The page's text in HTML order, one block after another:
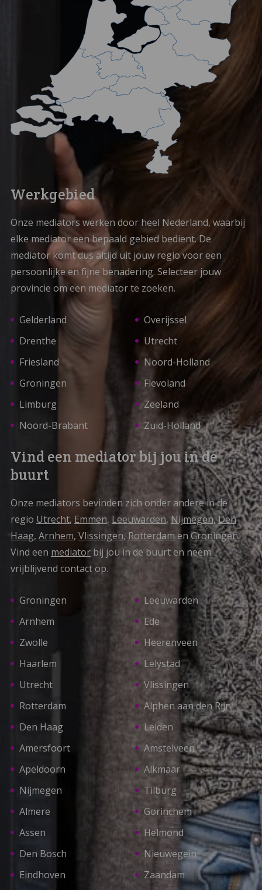
Werkgebied
Onze mediators werken door heel Nederland, waarbij
elke mediator een bepaald gebied bedient. De
mediator komt dus altijd uit jouw regio voor een
persoonlijke en fijne benadering. Selecteer jouw
provincie om een mediator te zoeken.
Gelderland
Drenthe
Friesland
Groningen
Limburg
Noord-Brabant
Overijssel
Utrecht
Noord-Holland
Flevoland
Zeeland
Zuid-Holland
Vind een mediator bij jou in de
buurt
Onze mediators bevinden zich onder andere in de
regio Utrecht, Emmen, Leeuwarden, Nijmegen,Den
Haag, Arnhem, Vlissingen, Rotterdamen Groningen.
Vind een mediatorbij jou in de buurt en neem
vrijblijvend contact op.
Groningen
Arnhem
Zwolle
Haarlem
Utrecht
Rotterdam
Den Haag
Amersfoort
Apeldoorn
Nijmegen
Almere
Assen
Den Bosch
Eindhoven
Leeuwarden
Ede
Heerenveen
Lelystad
Vlissingen
Alphen aan den Rijn
Leiden
Amstelveen
Alkmaar
Tilburg
Gorinchem
Helmond
Nieuwegein
Zaandam